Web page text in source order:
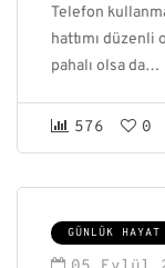
Telefon
hattımı düzenli
pahalı olsa da…
576 0
GÜNLÜK HAYAT